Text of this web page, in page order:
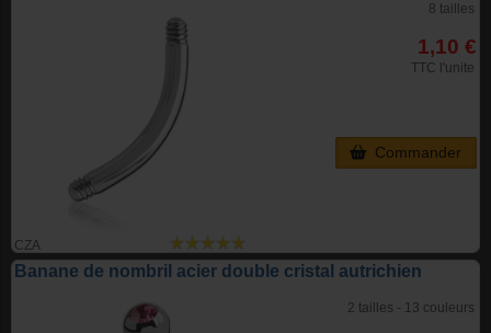
CZA
8 tailles
1,10 €
TTC l'unite
Commander
Banane de nombril acier double cristal autrichien
2 tailles - 13 couleurs